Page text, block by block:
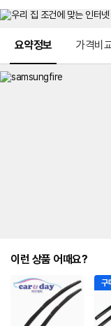
요약정보 가격비
이런 상품 어때요?
구